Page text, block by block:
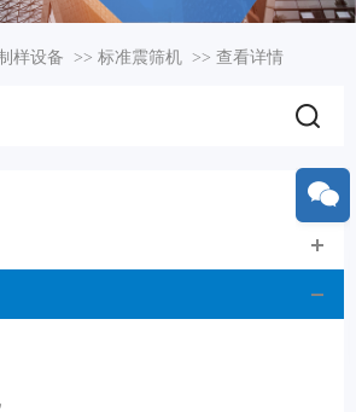
样设备 >> 标准震筛机 >> 查看详情